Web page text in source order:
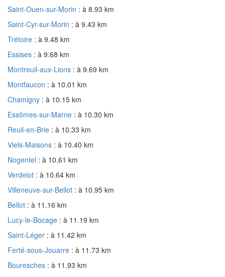
Saint-Ouen-sur-Morin : à 8.93 km
Saint-Cyr-sur-Morin : à 9.43 km
Trétoire : à 9.48 km
Essises : à 9.68 km
Montreuil-aux-Lions : à 9.69 km
Montfaucon : à 10.01 km
Chamigny : à 10.15 km
Essômes-sur-Marne : à 10.30 km
Reuil-en-Brie : à 10.33 km
Viels-Maisons : à 10.40 km
Nogentel : à 10.61 km
Verdelot : à 10.64 km
Villeneuve-sur-Bellot : à 10.95 km
Bellot : à 11.16 km
Lucy-le-Bocage : à 11.19 km
Saint-Léger : à 11.42 km
Ferté-sous-Jouarre : à 11.73 km
Bouresches : à 11.93 km